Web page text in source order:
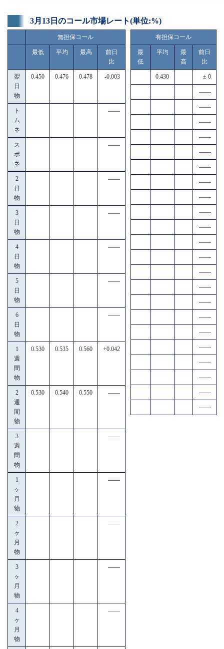
3月13日のコール市場レート(単位:%)
無担保コール
最低 平均 最高
前日
比
翌
日
物
0.450 0.476 0.478 -0.003
ト
ム
ネ
------
ス
ポ
ネ
------
2
日
物
------
3
日
物
------
4
日
物
------
5
日
物
------
6
日
物
------
1
週
間
物
0.530 0.535 0.560 +0.042
2
週
間
物
0.530 0.540 0.550 ------
3
週
間
物
------
1
ヶ
月
物
------
2
ヶ
月
物
------
3
ヶ
月
物
------
4
ヶ
月
物
------
有担保コール
最
低
平均
最
高
前日
比
0.430 ± 0
------
------
------
------
------
------
------
------
------
------
------
------
------
------
------
------
------
------
------
------
------
------